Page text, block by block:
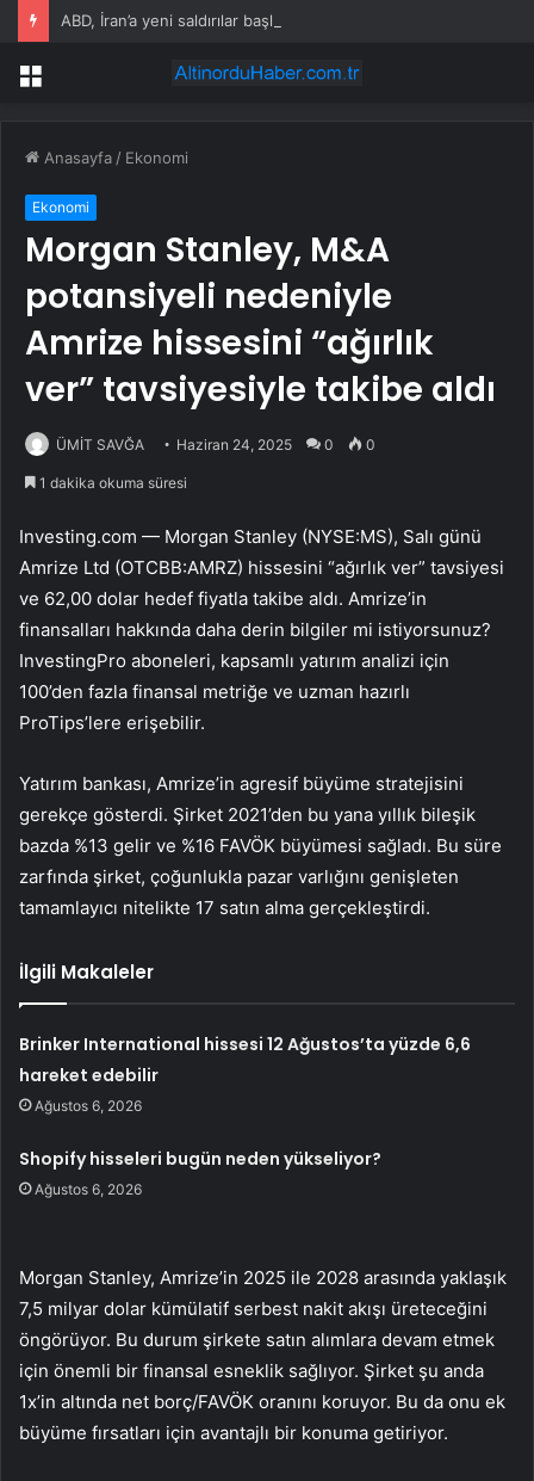
Menü
Anasayfa / Ekonomi
Ekonomi
Morgan Stanley, M&A
potansiyeli nedeniyle
Amrize hissesini “ağırlık
ver” tavsiyesiyle takibe aldı
ÜMİT SAVĞA Haziran 24, 2025 0 0
1 dakika okuma süresi
Investing.com — Morgan Stanley (NYSE:MS), Salı günü
Amrize Ltd (OTCBB:AMRZ) hissesini “ağırlık ver” tavsiyesi
ve 62,00 dolar hedef fiyatla takibe aldı. Amrize’in
finansalları hakkında daha derin bilgiler mi istiyorsunuz?
InvestingPro aboneleri, kapsamlı yatırım analizi için
100’den fazla finansal metriğe ve uzman hazırlı
ProTips’lere erişebilir.
Yatırım bankası, Amrize’in agresif büyüme stratejisini
gerekçe gösterdi. Şirket 2021’den bu yana yıllık bileşik
bazda %13 gelir ve %16 FAVÖK büyümesi sağladı. Bu süre
zarfında şirket, çoğunlukla pazar varlığını genişleten
tamamlayıcı nitelikte 17 satın alma gerçekleştirdi.
İlgili Makaleler
Brinker International hissesi 12 Ağustos’ta yüzde 6,6
hareket edebilir
Ağustos 6, 2026
Shopify hisseleri bugün neden yükseliyor?
Ağustos 6, 2026
Morgan Stanley, Amrize’in 2025 ile 2028 arasında yaklaşık
7,5 milyar dolar kümülatif serbest nakit akışı üreteceğini
öngörüyor. Bu durum şirkete satın alımlara devam etmek
için önemli bir finansal esneklik sağlıyor. Şirket şu anda
1x’in altında net borç/FAVÖK oranını koruyor. Bu da onu ek
büyüme fırsatları için avantajlı bir konuma getiriyor.